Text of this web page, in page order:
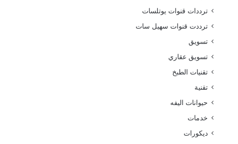
ترددات قنوات يوتلسات
ترددت قنوات سهيل سات
تسويق
تسويق عقاري
تقنيات الطبخ
تقنية
حيوانات اليفه
خدمات
ديكورات